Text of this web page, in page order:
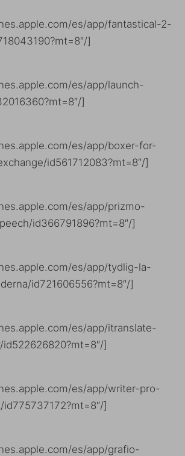
es/app/fantastical-2-
]
es/app/launch-
]
es/app/boxer-for-
id561712083?mt=8″/]
es/app/prizmo-
id366791896?mt=8″/]
es/app/tydlig-la-
id721606556?mt=8″/]
es/app/itranslate-
]
es/app/writer-pro-
]
es/app/grafio-